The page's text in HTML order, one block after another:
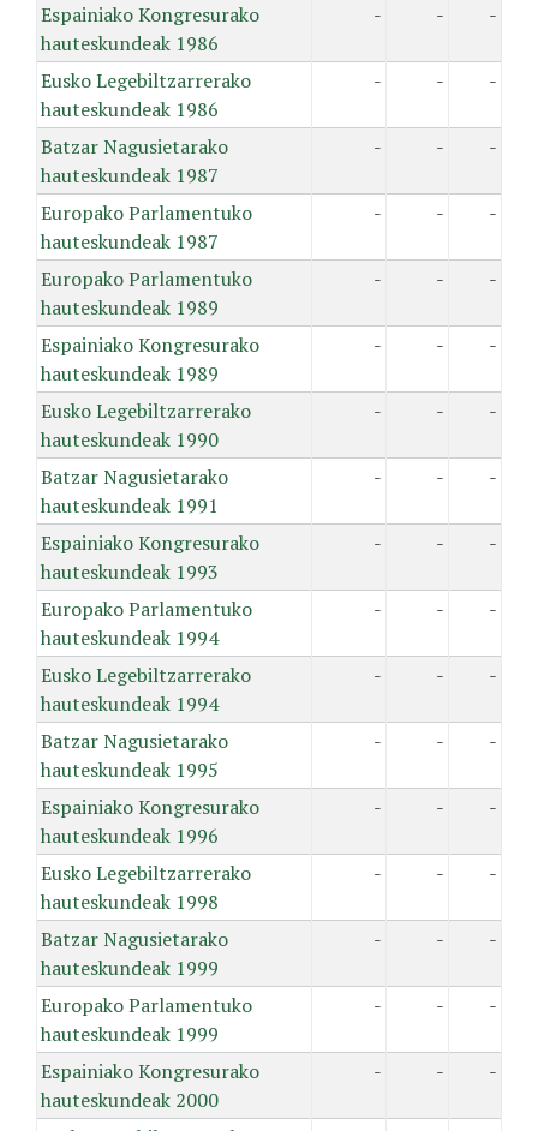
Espainiako Kongresurako
hauteskundeak 1986
- - -
Eusko Legebiltzarrerako
hauteskundeak 1986
- - -
Batzar Nagusietarako
hauteskundeak 1987
- - -
Europako Parlamentuko
hauteskundeak 1987
- - -
Europako Parlamentuko
hauteskundeak 1989
- - -
Espainiako Kongresurako
hauteskundeak 1989
- - -
Eusko Legebiltzarrerako
hauteskundeak 1990
- - -
Batzar Nagusietarako
hauteskundeak 1991
- - -
Espainiako Kongresurako
hauteskundeak 1993
- - -
Europako Parlamentuko
hauteskundeak 1994
- - -
Eusko Legebiltzarrerako
hauteskundeak 1994
- - -
Batzar Nagusietarako
hauteskundeak 1995
- - -
Espainiako Kongresurako
hauteskundeak 1996
- - -
Eusko Legebiltzarrerako
hauteskundeak 1998
- - -
Batzar Nagusietarako
hauteskundeak 1999
- - -
Europako Parlamentuko
hauteskundeak 1999
- - -
Espainiako Kongresurako
hauteskundeak 2000
- - -